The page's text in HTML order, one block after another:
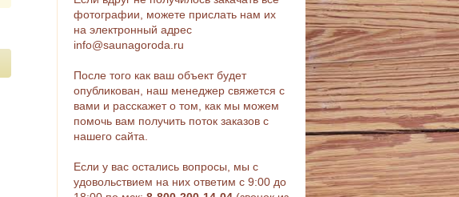
фотографии, можете прислать нам их
на электронный адрес
info@saunagoroda.ru
После того как ваш объект будет
опубликован, наш менеджер свяжется с
вами и расскажет о том, как мы можем
помочь вам получить поток заказов с
нашего сайта.
Если у вас остались вопросы, мы с
удовольствием на них ответим с 9:00 до